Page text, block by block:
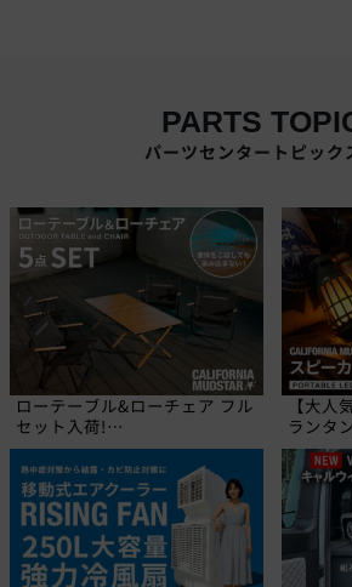
PARTS
パーツセンタートピック
ローテーブル&ローチェア フル
セット入荷!
【CALIFORNIA MUDSTAR】
【大人
ランタ